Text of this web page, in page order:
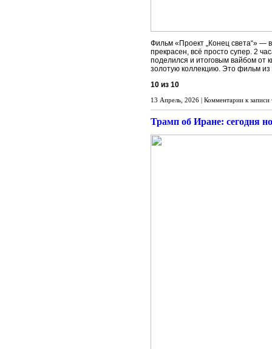
Фильм «Проект „Конец света“» —
прекрасен, всё просто супер. 2
поделился и итоговым вайбом от
золотую коллекцию. Это фильм из
10 из 10
13 Апрель, 2026 | Комментарии к
Трамп об Иране: сегодня